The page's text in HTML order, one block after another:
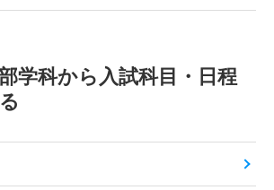
学科から入試科目・日程